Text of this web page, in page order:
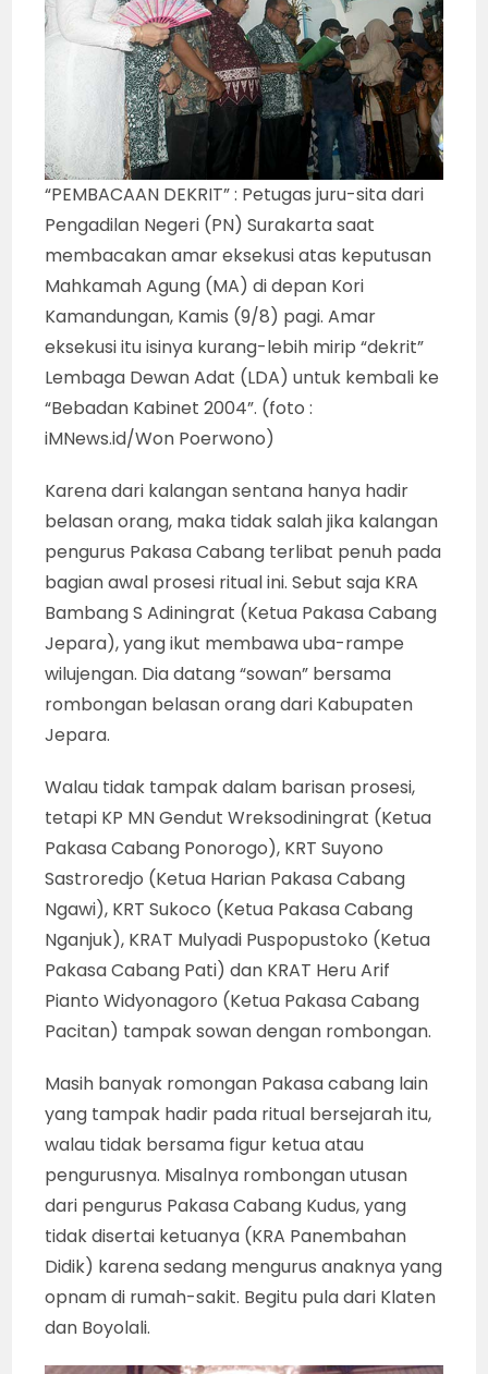
“PEMBACAAN DEKRIT” : Petugas juru-sita dari
Pengadilan Negeri (PN) Surakarta saat
membacakan amar eksekusi atas keputusan
Mahkamah Agung (MA) di depan Kori
Kamandungan, Kamis (9/8) pagi. Amar
eksekusi itu isinya kurang-lebih mirip “dekrit”
Lembaga Dewan Adat (LDA) untuk kembali ke
“Bebadan Kabinet 2004”. (foto :
iMNews.id/Won Poerwono)
Karena dari kalangan sentana hanya hadir
belasan orang, maka tidak salah jika kalangan
pengurus Pakasa Cabang terlibat penuh pada
bagian awal prosesi ritual ini. Sebut saja KRA
Bambang S Adiningrat (Ketua Pakasa Cabang
Jepara), yang ikut membawa uba-rampe
wilujengan. Dia datang “sowan” bersama
rombongan belasan orang dari Kabupaten
Jepara.
Walau tidak tampak dalam barisan prosesi,
tetapi KP MN Gendut Wreksodiningrat (Ketua
Pakasa Cabang Ponorogo), KRT Suyono
Sastroredjo (Ketua Harian Pakasa Cabang
Ngawi), KRT Sukoco (Ketua Pakasa Cabang
Nganjuk), KRAT Mulyadi Puspopustoko (Ketua
Pakasa Cabang Pati) dan KRAT Heru Arif
Pianto Widyonagoro (Ketua Pakasa Cabang
Pacitan) tampak sowan dengan rombongan.
Masih banyak romongan Pakasa cabang lain
yang tampak hadir pada ritual bersejarah itu,
walau tidak bersama figur ketua atau
pengurusnya. Misalnya rombongan utusan
dari pengurus Pakasa Cabang Kudus, yang
tidak disertai ketuanya (KRA Panembahan
Didik) karena sedang mengurus anaknya yang
opnam di rumah-sakit. Begitu pula dari Klaten
dan Boyolali.